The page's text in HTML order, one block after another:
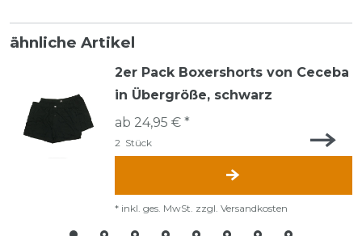
ähnliche Artikel
2er Pack Boxershorts von Ceceba
in Übergröße, schwarz
ab 24,95 € *
2 Stück
* inkl. ges. MwSt. zzgl. Versandkosten